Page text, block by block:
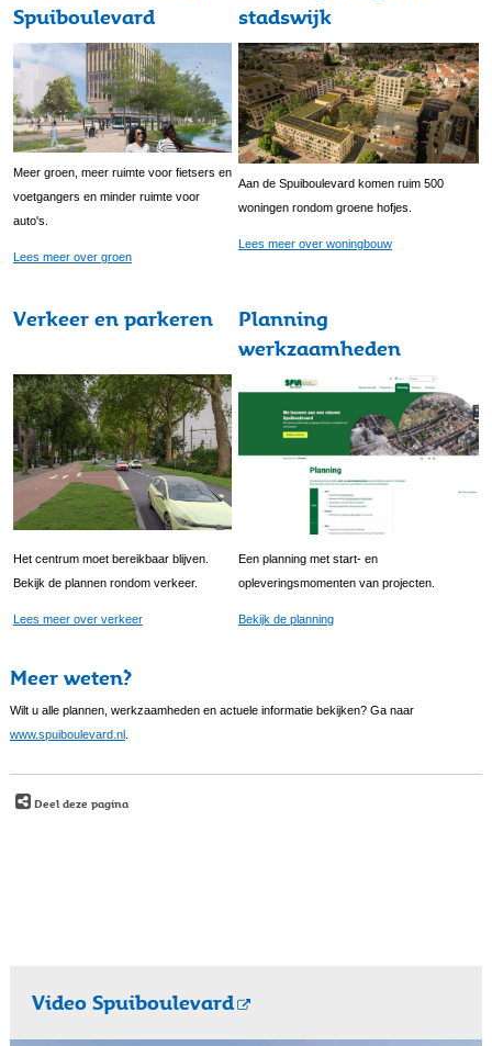
Spuiboulevard
stadswijk
Meer groen, meer ruimte voor fietsers en
voetgangers en minder ruimte voor
auto's.
Lees meer over groen
Aan de Spuiboulevard komen ruim 500
woningen rondom groene hofjes.
Lees meer over woningbouw
Verkeer en parkeren
Planning
werkzaamheden
Het centrum moet bereikbaar blijven.
Bekijk de plannen rondom verkeer.
Lees meer over verkeer
Een planning met start- en
opleveringsmomenten van projecten.
Bekijk de planning
Meer weten?
Wilt u alle plannen, werkzaamheden en actuele informatie bekijken? Ga naar
www.spuiboulevard.nl.
Deel deze pagina
Video Spuiboulevard